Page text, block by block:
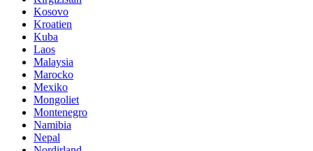
Kosovo
Kroatien
Kuba
Laos
Malaysia
Marocko
Mexiko
Mongoliet
Montenegro
Namibia
Nepal